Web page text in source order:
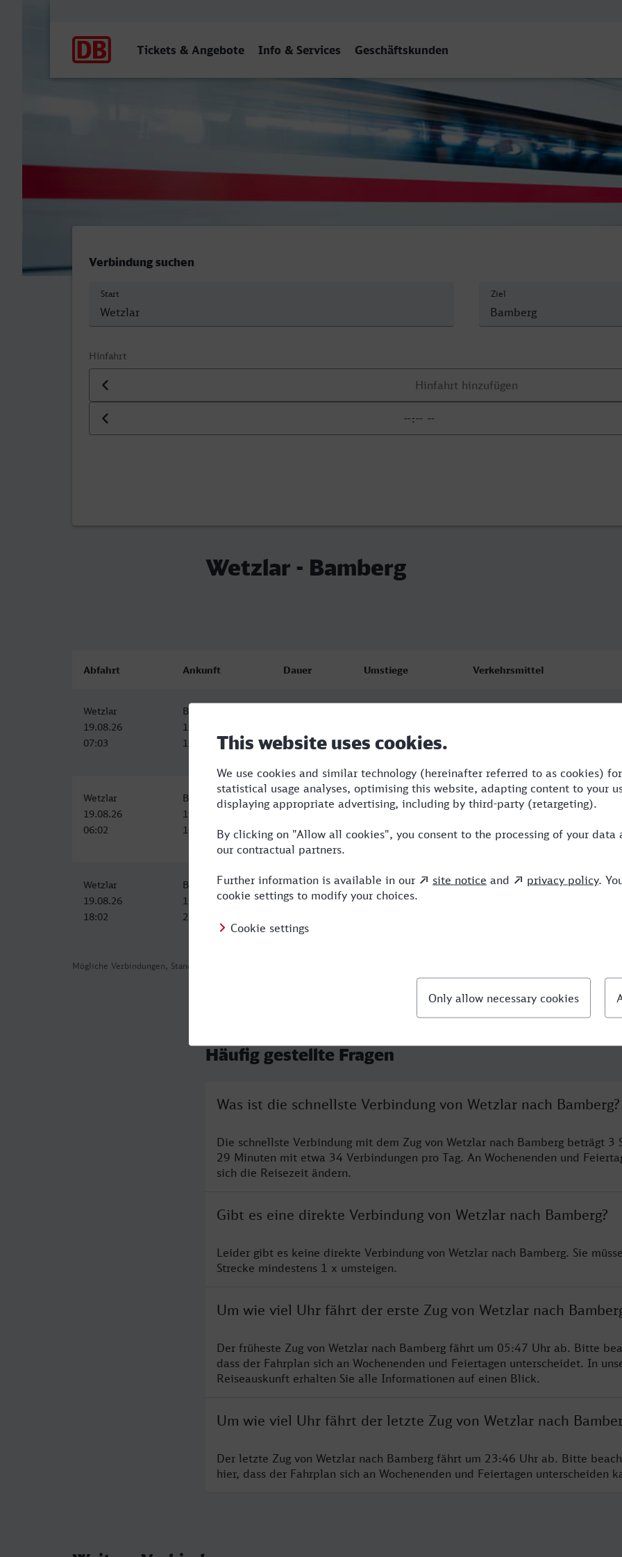
Tickets & Angebote Info & Services Geschäftskunden
Verbindung suchen
Start Ziel
Hinfahrt
Datum der Hinfahrt
Uhrzeit der Hinfahrt
Wetzlar - Bamberg
Mögliche Verbindungen, Stand: 2026-08-05 04:03
Abfahrt Ankunft Dauer Umstiege Verkehrsmittel
Wetzlar
19.08.26
07:03
Bamberg
19.08.26
10:32
Wetzlar
19.08.26
06:02
Bamberg
19.08.26
10:32
4:30 RE,HLB
Wetzlar
19.08.26
18:02
Bamberg
19.08.26
22:32
4:30 1 RE,HLB
Häufig gestellte Fragen
Was ist die schnellste Verbindung von Wetzlar nach Bamberg?
Die schnellste Verbindung mit dem Zug von Wetzlar nach Bamberg beträgt 3
29 Minuten mit etwa 34 Verbindungen pro Tag. An Wochenenden und
sich die Reisezeit ändern.
Gibt es eine direkte Verbindung von Wetzlar nach Bamberg?
Leider gibt es keine direkte Verbindung von Wetzlar nach Bamberg. Sie
Strecke mindestens 1 x umsteigen.
Um wie viel Uhr fährt der erste Zug von Wetzlar nach
Der früheste Zug von Wetzlar nach Bamberg fährt um 05:47 Uhr ab. Bitte
dass der Fahrplan sich an Wochenenden und Feiertagen unterscheidet. In
Reiseauskunft erhalten Sie alle Informationen auf einen Blick.
Um wie viel Uhr fährt der letzte Zug von Wetzlar nach
Der letzte Zug von Wetzlar nach Bamberg fährt um 23:46 Uhr ab. Bitte
hier, dass der Fahrplan sich an Wochenenden und Feiertagen unterscheiden